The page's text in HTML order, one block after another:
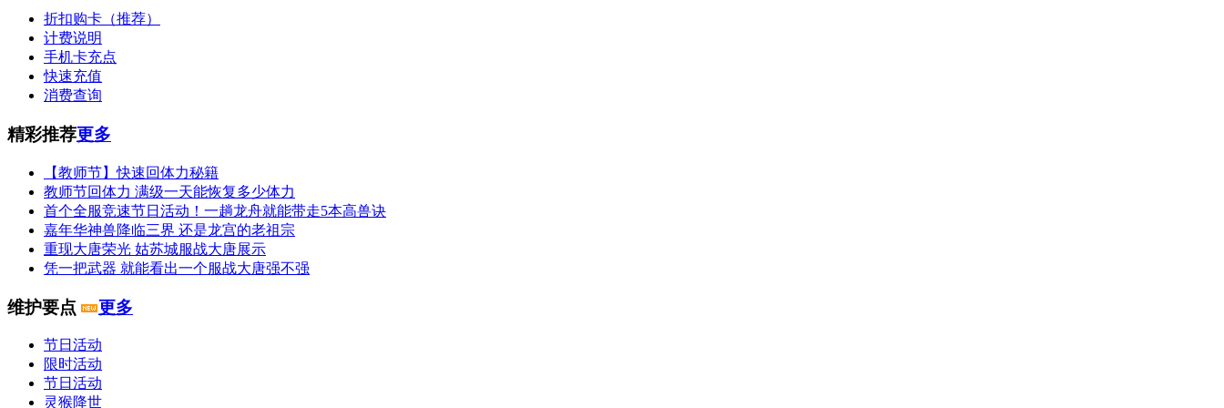
折扣购卡（推荐）
计费说明
手机卡充点
快速充值
消费查询
精彩推荐更多
【教师节】快速回体力秘籍
教师节回体力 满级一天能恢复多少体力
首个全服竞速节日活动！一趟龙舟就能带走5本高兽诀
嘉年华神兽降临三界 还是龙宫的老祖宗
重现大唐荣光 姑苏城服战大唐展示
凭一把武器 就能看出一个服战大唐强不强
维护要点 更多
节日活动
限时活动
节日活动
灵猴降世